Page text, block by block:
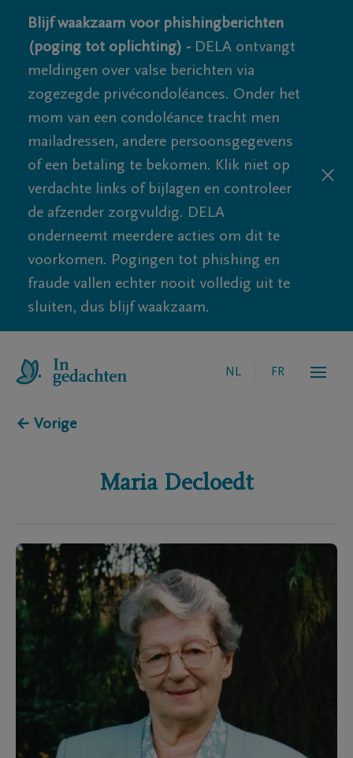
Blijf waakzaam voor phishingberichten
(poging tot oplichting) - DELA ontvangt
meldingen over valse berichten via
zogezegde privécondoléances. Onder het
mom van een condoléance tracht men
mailadressen, andere persoonsgegevens
of een betaling te bekomen. Klik niet op
verdachte links of bijlagen en controleer
de afzender zorgvuldig. DELA
onderneemt meerdere acties om dit te
voorkomen. Pogingen tot phishing en
fraude vallen echter nooit volledig uit te
sluiten, dus blijf waakzaam.
NL FR
← Vorige
Maria Decloedt